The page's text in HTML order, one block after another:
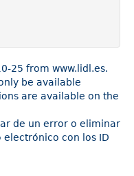
25 from www.lidl.es.
be available
are available on the
de un error o eliminar
electrónico con los ID